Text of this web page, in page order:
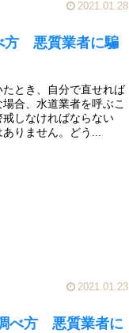
2021.01.28
方 悪質業者に騙
とき、自分で直せれば
合、水道業者を呼ぶこ
しなければならない
りません。どう...
2021.01.23
べ方 悪質業者に